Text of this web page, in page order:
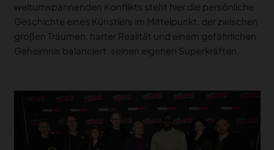
weltumspannenden Konflikts steht hier die persönliche
Geschichte eines Künstlers im Mittelpunkt, der zwischen
großen Träumen, harter Realität und einem gefährlichen
Geheimnis balanciert: seinen eigenen Superkräften.